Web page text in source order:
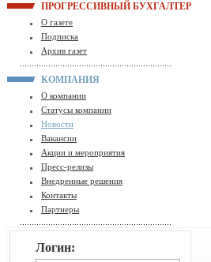
ПРОГРЕССИВНЫЙ БУХГАЛТЕР
О газете
Подписка
Архив газет
КОМПАНИЯ
О компании
Статусы компании
Новости
Вакансии
Акции и мероприятия
Пресс-релизы
Внедренные решения
Контакты
Партнеры
Логин: